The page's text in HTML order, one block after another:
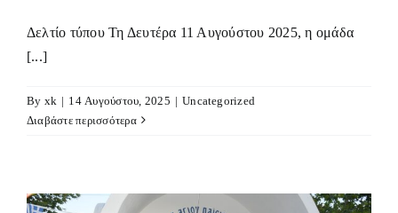
Δελτίο τύπου Τη Δευτέρα 11 Αυγούστου 2025, η ομάδα
[...]
By xk | 14 Αυγούστου, 2025 | Uncategorized
Διαβάστε περισσότερα